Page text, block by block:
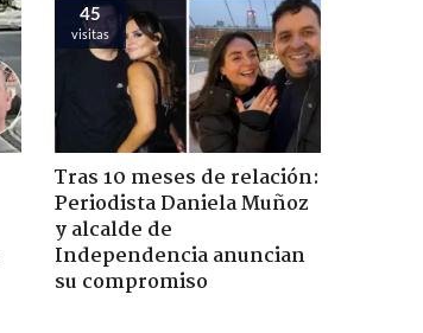
45
visitas
Tras 10 meses de relación:
Periodista Daniela Muñoz
y alcalde de
Independencia anuncian
su compromiso